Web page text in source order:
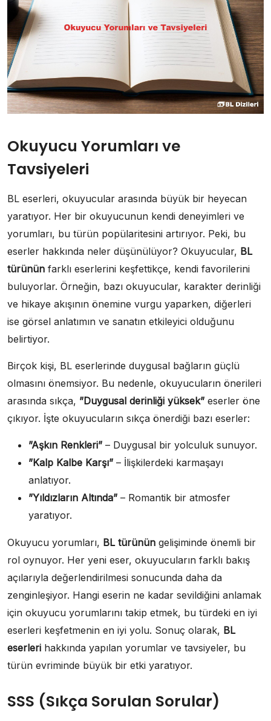
Okuyucu Yorumları ve
Tavsiyeleri
BL eserleri, okuyucular arasında büyük bir heyecan
yaratıyor. Her bir okuyucunun kendi deneyimleri ve
yorumları, bu türün popülaritesini artırıyor. Peki, bu
eserler hakkında neler düşünülüyor? Okuyucular, BL
türünün farklı eserlerini keşfettikçe, kendi favorilerini
buluyorlar. Örneğin, bazı okuyucular, karakter derinliği
ve hikaye akışının önemine vurgu yaparken, diğerleri
ise görsel anlatımın ve sanatın etkileyici olduğunu
belirtiyor.
Birçok kişi, BL eserlerinde duygusal bağların güçlü
olmasını önemsiyor. Bu nedenle, okuyucuların önerileri
arasında sıkça, ”Duygusal derinliği yüksek” eserler öne
çıkıyor. İşte okuyucuların sıkça önerdiği bazı eserler:
”Aşkın Renkleri” – Duygusal bir yolculuk sunuyor.
”Kalp Kalbe Karşı” – İlişkilerdeki karmaşayı
anlatıyor.
”Yıldızların Altında” – Romantik bir atmosfer
yaratıyor.
Okuyucu yorumları, BL türünün gelişiminde önemli bir
rol oynuyor. Her yeni eser, okuyucuların farklı bakış
açılarıyla değerlendirilmesi sonucunda daha da
zenginleşiyor. Hangi eserin ne kadar sevildiğini anlamak
için okuyucu yorumlarını takip etmek, bu türdeki en iyi
eserleri keşfetmenin en iyi yolu. Sonuç olarak, BL
eserleri hakkında yapılan yorumlar ve tavsiyeler, bu
türün evriminde büyük bir etki yaratıyor.
SSS (Sıkça Sorulan Sorular)